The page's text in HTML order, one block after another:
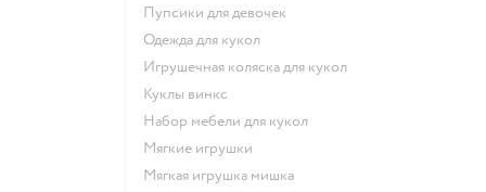
Пупсики для девочек
Одежда для кукол
Игрушечная коляска для кукол
Куклы винкс
Набор мебели для кукол
Мягкие игрушки
Мягкая игрушка мишка